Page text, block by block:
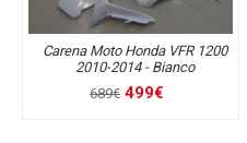
Carena Moto Honda VFR 1200
2010-2014 - Bianco
689€ 499€